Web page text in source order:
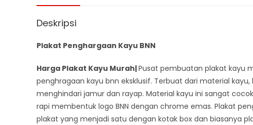
Deskripsi
Plakat Penghargaan Kayu BNN
Harga Plakat Kayu Murah|Pusat pembuatan plakat kayu
penghragaan kayu bnn eksklusif. Terbuat dari material
menghindari jamur dan rayap. Material kayu ini sangat
rapi membentuk logo BNN dengan chrome emas. Plakat
plakat yang menjadi satu dengan kotak box dan biasanya